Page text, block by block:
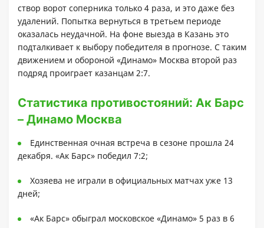
створ ворот соперника только 4 раза, и это даже без
удалений. Попытка вернуться в третьем периоде
оказалась неудачной. На фоне выезда в Казань это
подталкивает к выбору победителя в прогнозе. С таким
движением и обороной «Динамо» Москва второй раз
подряд проиграет казанцам 2:7.
Статистика противостояний: Ак Барс
– Динамо Москва
Единственная очная встреча в сезоне прошла 24
декабря. «Ак Барс» победил 7:2;
Хозяева не играли в официальных матчах уже 13
дней;
«Ак Барс» обыграл московское «Динамо» 5 раз в 6